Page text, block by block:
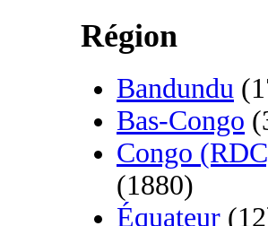
Région
Bandundu
Bas-Congo
Congo
(1880)
Équateur